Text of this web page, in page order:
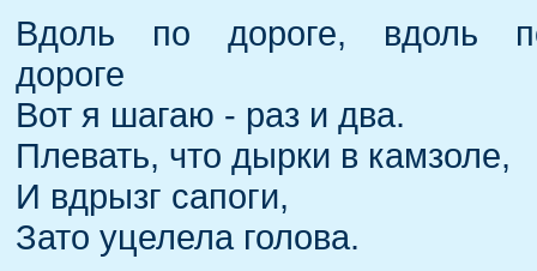
Вдоль по дороге, вдоль
дороге
Вот я шагаю - раз и два.
Плевать, что дырки в камзоле,
И вдрызг сапоги,
Зато уцелела голова.